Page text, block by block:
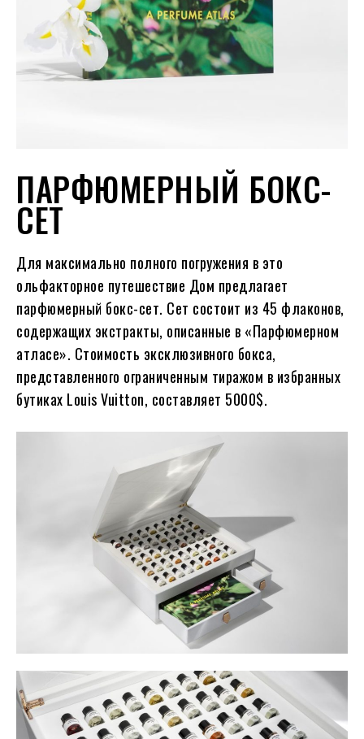
ПАРФЮМЕРНЫЙ БОКС-
СЕТ
Для максимально полного погружения в это
ольфакторное путешествие Дом предлагает
парфюмерный бокс-сет. Сет состоит из 45 флаконов,
содержащих экстракты, описанные в «Парфюмерном
атласе». Стоимость эксклюзивного бокса,
представленного ограниченным тиражом в избранных
бутиках Louis Vuitton, составляет 5000$.